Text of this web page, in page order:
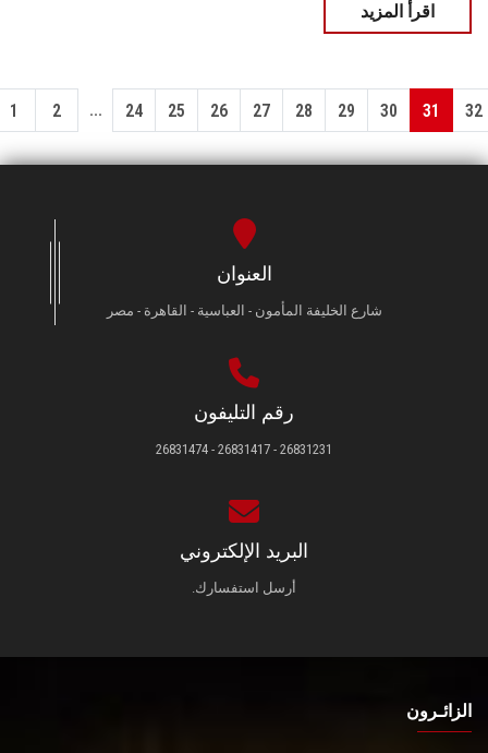
اقرأ المزيد
1 2 ... 24 25 26 27 28 29 30 31 32
العنوان
شارع الخليفة المأمون - العباسية - القاهرة - مصر
رقم التليفون
26831231 - 26831417 - 26831474
البريد الإلكتروني
أرسل استفسارك.
الزائـرون